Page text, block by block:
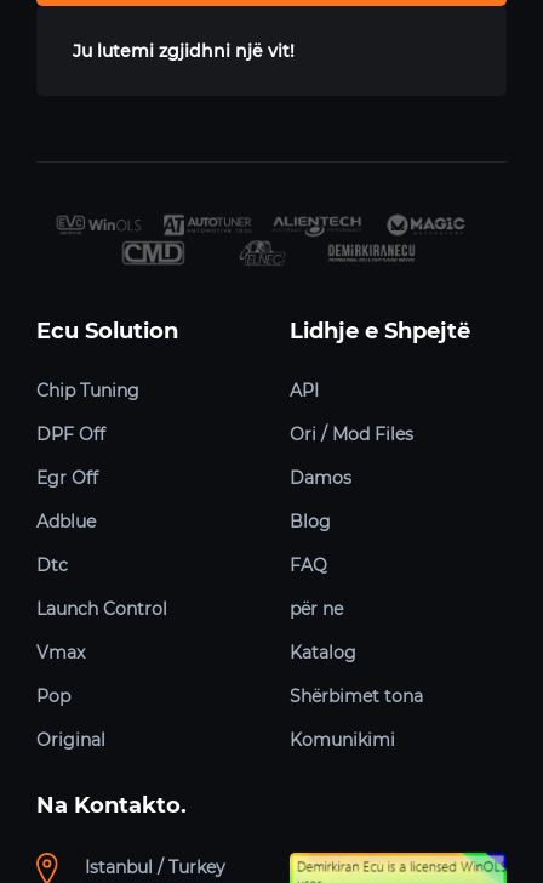
Ju lutemi zgjidhni një vit!
Ecu Solution
Chip Tuning
DPF Off
Egr Off
Adblue
Dtc
Launch Control
Vmax
Pop
Original
Lidhje e Shpejtë
API
Ori / Mod Files
Damos
Blog
FAQ
për ne
Katalog
Shërbimet tona
Komunikimi
Na Kontakto.
Istanbul / Turkey